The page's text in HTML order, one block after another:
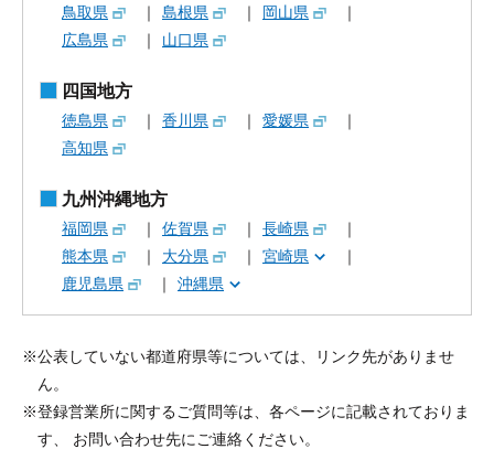
鳥取県 島根県
岡山県
広島県
山口県
四国地方
徳島県 香川県
愛媛県
高知県
九州沖縄地方
福岡県 佐賀県
長崎県
熊本県
大分県
宮崎県
鹿児島県
沖縄県
※公表していない都道府県等については、リンク先がありませ
ん。
※登録営業所に関するご質問等は、各ページに記載されておりま
す、 お問い合わせ先にご連絡ください。